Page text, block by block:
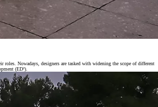
roles. Nowadays, designers are tasked with widening the scope of different
(ED²).